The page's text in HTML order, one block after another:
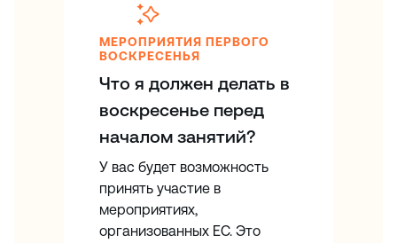
МЕРОПРИЯТИЯ ПЕРВОГО
ВОСКРЕСЕНЬЯ
Что я должен делать в
воскресенье перед
началом занятий?
У вас будет возможность
принять участие в
мероприятиях,
организованных EC. Это